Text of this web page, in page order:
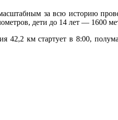
за всю историю
дети до 14 лет — 1600
42,2 км стартует в 8:00,